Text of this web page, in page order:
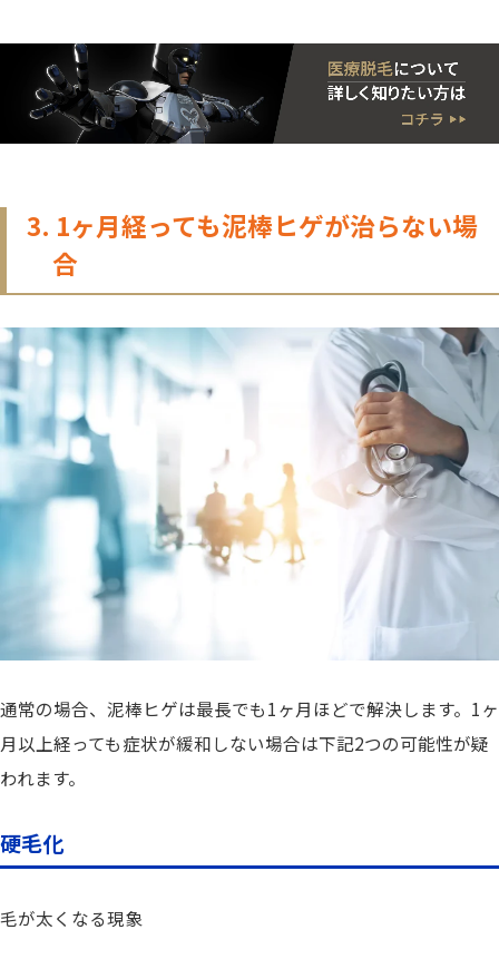
3. 1ヶ月経っても泥棒ヒゲが治らない場
合
通常の場合、泥棒ヒゲは最長でも1ヶ月ほどで解決します。1ヶ
月以上経っても症状が緩和しない場合は下記2つの可能性が疑
われます。
硬毛化
毛が太くなる現象